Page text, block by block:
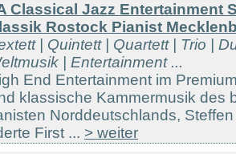
Classical Jazz Entertainment
Rostock Pianist
| Quintett | Quartett | Trio |
| Entertainment ...
End Entertainment im
klassische Kammermusik des
Norddeutschlands,
First ... > weiter